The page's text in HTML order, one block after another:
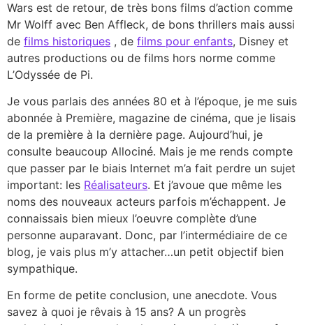
Wars est de retour, de très bons films d’action comme
Mr Wolff avec Ben Affleck, de bons thrillers mais aussi
de films historiques , de films pour enfants, Disney et
autres productions ou de films hors norme comme
L’Odyssée de Pi.
Je vous parlais des années 80 et à l’époque, je me suis
abonnée à Première, magazine de cinéma, que je lisais
de la première à la dernière page. Aujourd’hui, je
consulte beaucoup Allociné. Mais je me rends compte
que passer par le biais Internet m’a fait perdre un sujet
important: les Réalisateurs. Et j’avoue que même les
noms des nouveaux acteurs parfois m’échappent. Je
connaissais bien mieux l’oeuvre complète d’une
personne auparavant. Donc, par l’intermédiaire de ce
blog, je vais plus m’y attacher…un petit objectif bien
sympathique.
En forme de petite conclusion, une anecdote. Vous
savez à quoi je rêvais à 15 ans? A un progrès